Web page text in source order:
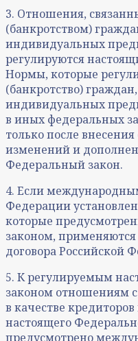
3. Отношения,
(банкротством)
индивидуальных
регулируются
Нормы, которые
(банкротство)
индивидуальных
в иных федеральных
только после
изменений и
Федеральный закон.
4. Если
Федерации
которые
законом,
договора Российской
5. К регулируемым
законом отношениям
в качестве
настоящего
предусмотрено